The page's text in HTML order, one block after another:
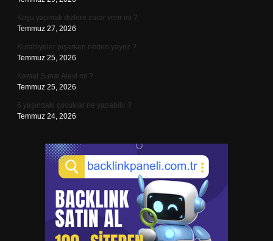
Koşu yapmak dizlere zarar verir mi ?
Temmuz 27, 2026
Kurabiyeler pişerken neden yayılır ?
Temmuz 25, 2026
Kemal Sunal Alevi mi ?
Temmuz 25, 2026
6 yaşındaki çocuklar ne yapabilir ?
Temmuz 24, 2026